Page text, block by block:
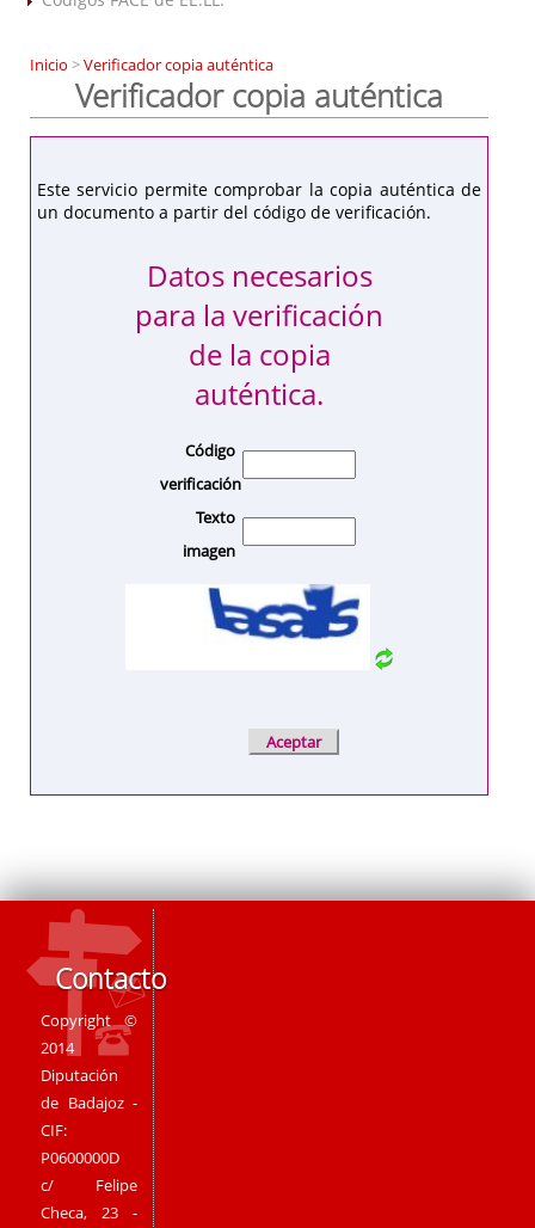
Inicio >Verificador copia auténtica
Verificador copia auténtica
Este servicio permite comprobar la copia auténtica de
un documento a partir del código de verificación.
Datos necesarios
para la verificación
de la copia
auténtica.
Código
verificación
Texto
imagen
Contacto
Copyright ©
2014
Diputación
de Badajoz -
CIF:
P0600000D
c/ Felipe
Checa, 23 -